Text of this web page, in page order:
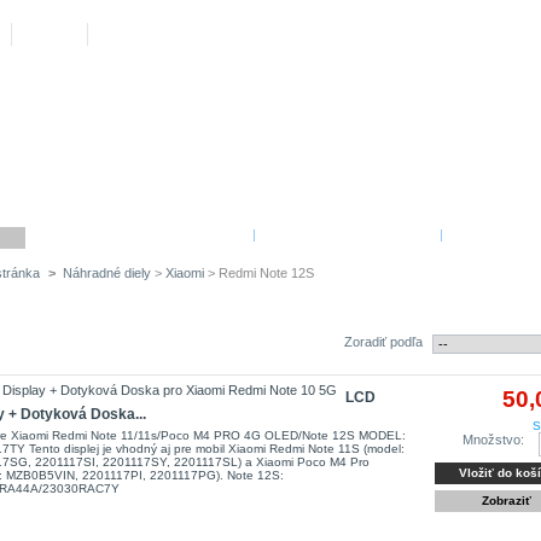
> Náhradné diely >Xiaomi > Redmi Note 12S
Zoradiť podľa
LCD
+ Dotyková Doska...
Xiaomi Redmi Note 11/11s/Poco M4 PRO 4G OLED/Note 12S MODEL:
Tento displej je vhodný aj pre mobil Xiaomi Redmi Note 11S (model:
2201117SI, 2201117SY, 2201117SL) a Xiaomi Poco M4 Pro
MZB0B5VIN, 2201117PI, 2201117PG). Note 12S:
23030RAC7Y
Množstvo:
Vložiť do
Zobraziť